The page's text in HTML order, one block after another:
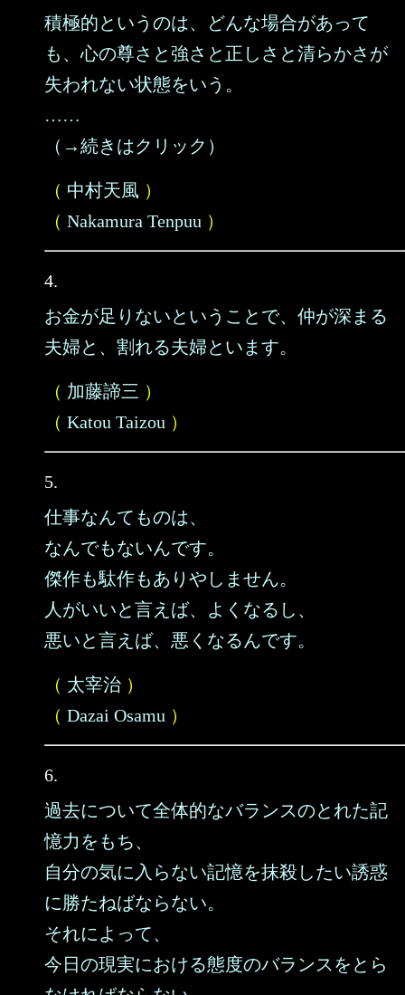
積極的というのは、どんな場合があって
も、心の尊さと強さと正しさと清らかさが
失われない状態をいう。
……
（→続きはクリック）
（ 中村天風 ）
（ Nakamura Tenpuu ）
4.
お金が足りないということで、仲が深まる
夫婦と、割れる夫婦といます。
（ 加藤諦三 ）
（ Katou Taizou ）
5.
仕事なんてものは、
なんでもないんです。
傑作も駄作もありやしません。
人がいいと言えば、よくなるし、
悪いと言えば、悪くなるんです。
（ 太宰治 ）
（ Dazai Osamu ）
6.
過去について全体的なバランスのとれた記
憶力をもち、
自分の気に入らない記憶を抹殺したい誘惑
に勝たねばならない。
それによって、
今日の現実における態度のバランスをとら